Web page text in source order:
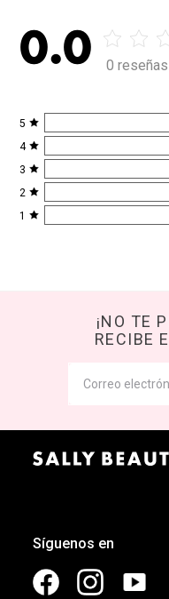
0.0 0
5
4
3
2
1
¡NO TE
RECIBE
Síguenos en